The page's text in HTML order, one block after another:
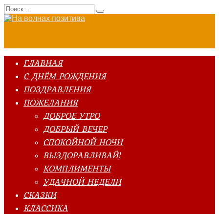
Перейти
к
Search
for:
ГЛАВНАЯ
С ДНЁМ РОЖДЕНИЯ
ПОЗДРАВЛЕНИЯ
ПОЖЕЛАНИЯ
ДОБРОЕ УТРО
ДОБРЫЙ ВЕЧЕР
СПОКОЙНОЙ НОЧИ
ВЫЗДОРАВЛИВАЙ!
КОМПЛИМЕНТЫ
УДАЧНОЙ НЕДЕЛИ
СКАЗКИ
КЛАССИКА